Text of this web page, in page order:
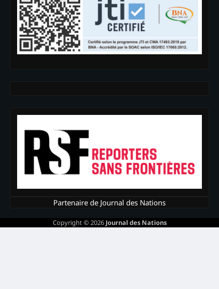
Partenaire de Journal des Nations
Copyright © 2026 Journal des Nations